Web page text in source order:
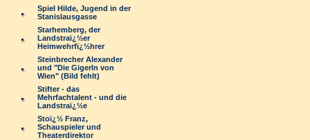
Spiel Hilde, Jugend in der
Stanislausgasse
Starhemberg, der
Landstraï¿½er
Heimwehrfï¿½hrer
Steinbrecher Alexander
und "Die Gigerln von
Wien" (Bild fehlt)
Stifter - das
Mehrfachtalent - und die
Landstraï¿½e
Stoï¿½ Franz,
Schauspieler und
Theaterdirektor